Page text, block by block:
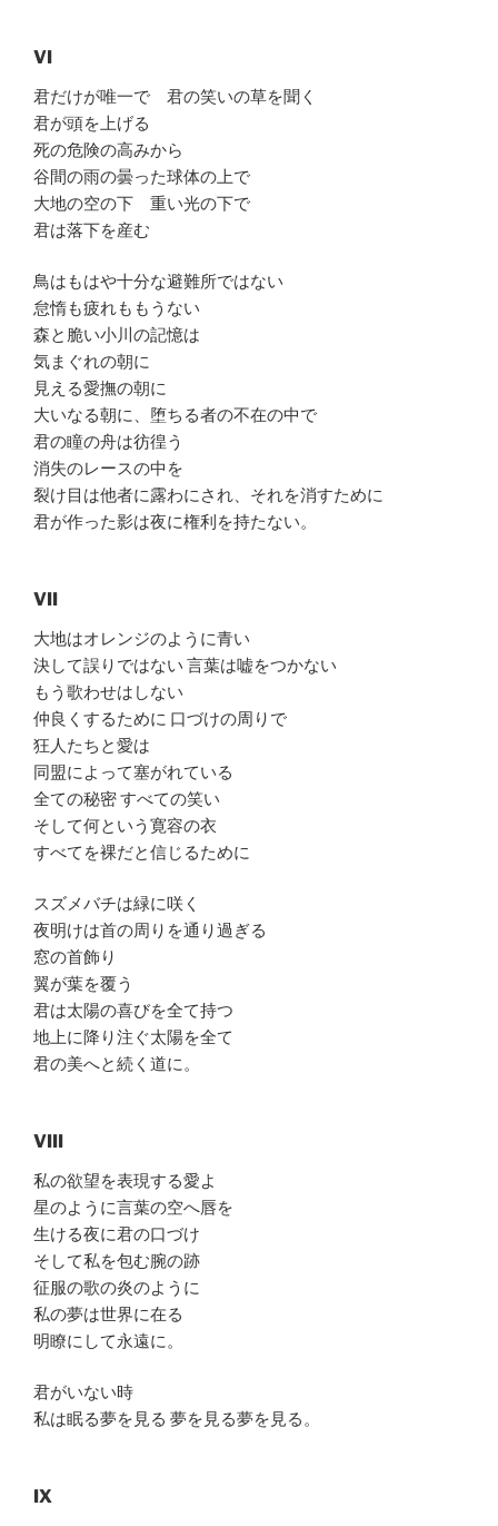
VI
君だけが唯一で 君の笑いの草を聞く
君が頭を上げる
死の危険の高みから
谷間の雨の曇った球体の上で
大地の空の下 重い光の下で
君は落下を産む
鳥はもはや十分な避難所ではない
怠惰も疲れももうない
森と脆い小川の記憶は
気まぐれの朝に
見える愛撫の朝に
大いなる朝に、堕ちる者の不在の中で
君の瞳の舟は彷徨う
消失のレースの中を
裂け目は他者に露わにされ、それを消すために
君が作った影は夜に権利を持たない。
VII
大地はオレンジのように青い
決して誤りではない 言葉は嘘をつかない
もう歌わせはしない
仲良くするために 口づけの周りで
狂人たちと愛は
同盟によって塞がれている
全ての秘密 すべての笑い
そして何という寛容の衣
すべてを裸だと信じるために
スズメバチは緑に咲く
夜明けは首の周りを通り過ぎる
窓の首飾り
翼が葉を覆う
君は太陽の喜びを全て持つ
地上に降り注ぐ太陽を全て
君の美へと続く道に。
VIII
私の欲望を表現する愛よ
星のように言葉の空へ唇を
生ける夜に君の口づけ
そして私を包む腕の跡
征服の歌の炎のように
私の夢は世界に在る
明瞭にして永遠に。
君がいない時
私は眠る夢を見る 夢を見る夢を見る。
IX